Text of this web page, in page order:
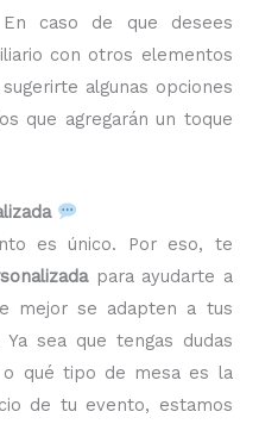
caso de que desees
con otros elementos
algunas opciones
que agregarán un toque
es único. Por eso, te
para ayudarte a
mejor se adapten a tus
sea que tengas dudas
o qué tipo de mesa es la
de tu evento, estamos